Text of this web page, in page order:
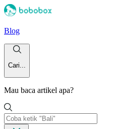
Blog
Cari...
Mau baca artikel apa?